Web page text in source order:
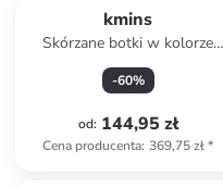
kmins
Skórzane botki w kolorze
jasnobrązowym
-60%
od: 144,95 zł
Cena producenta: 369,75 zł*